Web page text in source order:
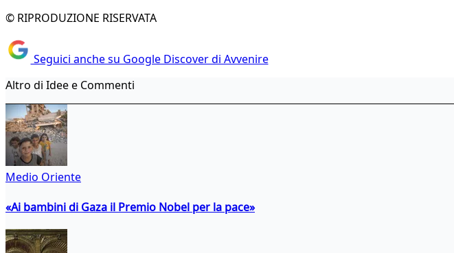
© RIPRODUZIONE RISERVATA
Seguici anche su Google Discover di Avvenire
Altro di Idee e Commenti
Medio Oriente
«Ai bambini di Gaza il Premio Nobel per la pace»